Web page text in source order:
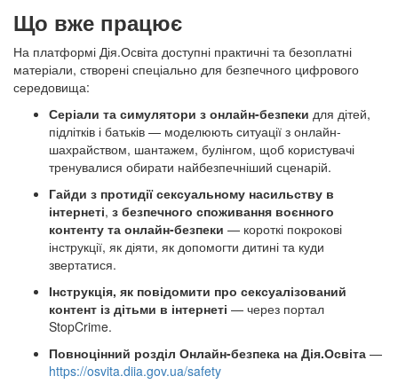
Що вже працює
На платформі Дія.Освіта доступні практичні та безоплатні
матеріали, створені спеціально для безпечного цифрового
середовища:
Серіали та симулятори з онлайн-безпеки для дітей,
підлітків і батьків — моделюють ситуації з онлайн-
шахрайством, шантажем, булінгом, щоб користувачі
тренувалися обирати найбезпечніший сценарій.
Гайди з протидії сексуальному насильству в
інтернеті, з безпечного споживання воєнного
контенту та онлайн-безпеки — короткі покрокові
інструкції, як діяти, як допомогти дитині та куди
звертатися.
Інструкція, як повідомити про сексуалізований
контент із дітьми в інтернеті — через портал
StopCrime.
Повноцінний розділ Онлайн-безпека на Дія.Освіта —
https://osvita.diia.gov.ua/safety